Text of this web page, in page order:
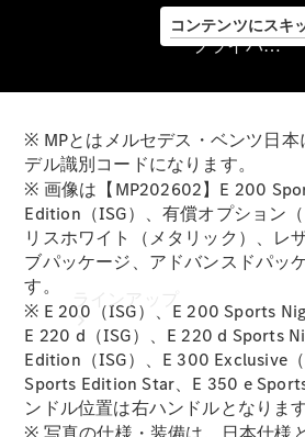
コンテンツにスキ
プライバシ
ーポリシー
プライバシーポリシー
※ MPとはメルセデス・ベンツ日
デル識別コードになります。
※ 画像は【MP202602】E 200
Edition（ISG）、有償オプション（
リスホワイト（メタリック）、レ
ブパッケージ、アドバンスドパッ
す。
※ E 200（ISG）、E 200 Sports
E 220 d（ISG）、E 220 d Sports
Edition（ISG）、E 300 Exclusive
Sports Edition Star、E 350 e
ンドル位置は右ハンドルとなります